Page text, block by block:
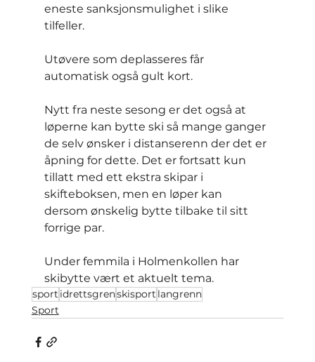
eneste sanksjonsmulighet i slike
tilfeller.
Utøvere som deplasseres får
automatisk også gult kort.
Nytt fra neste sesong er det også at
løperne kan bytte ski så mange ganger
de selv ønsker i distanserenn der det er
åpning for dette. Det er fortsatt kun
tillatt med ett ekstra skipar i
skifteboksen, men en løper kan
dersom ønskelig bytte tilbake til sitt
forrige par.
Under femmila i Holmenkollen har
skibytte vært et aktuelt tema.
sport idrettsgrenskisport langrenn
Sport